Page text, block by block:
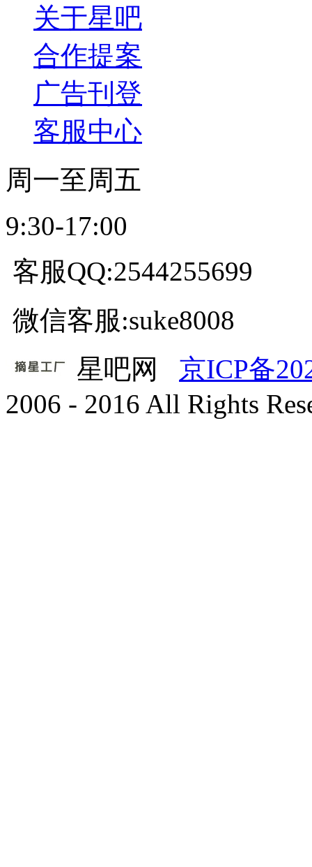
关于星吧
合作提案
广告刊登
客服中心
周一至周五
9:30-17:00
客服QQ:2544255699
微信客服:suke8008
星吧网 京ICP备
2006 - 2016 All Rights